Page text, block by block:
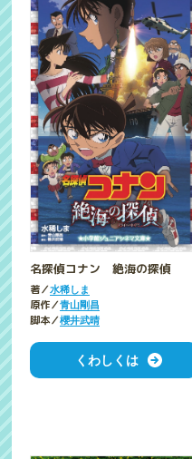
名探偵コナン 絶海の探偵
著／水稀しま
原作／青山剛昌
脚本／櫻井武晴
くわしくは